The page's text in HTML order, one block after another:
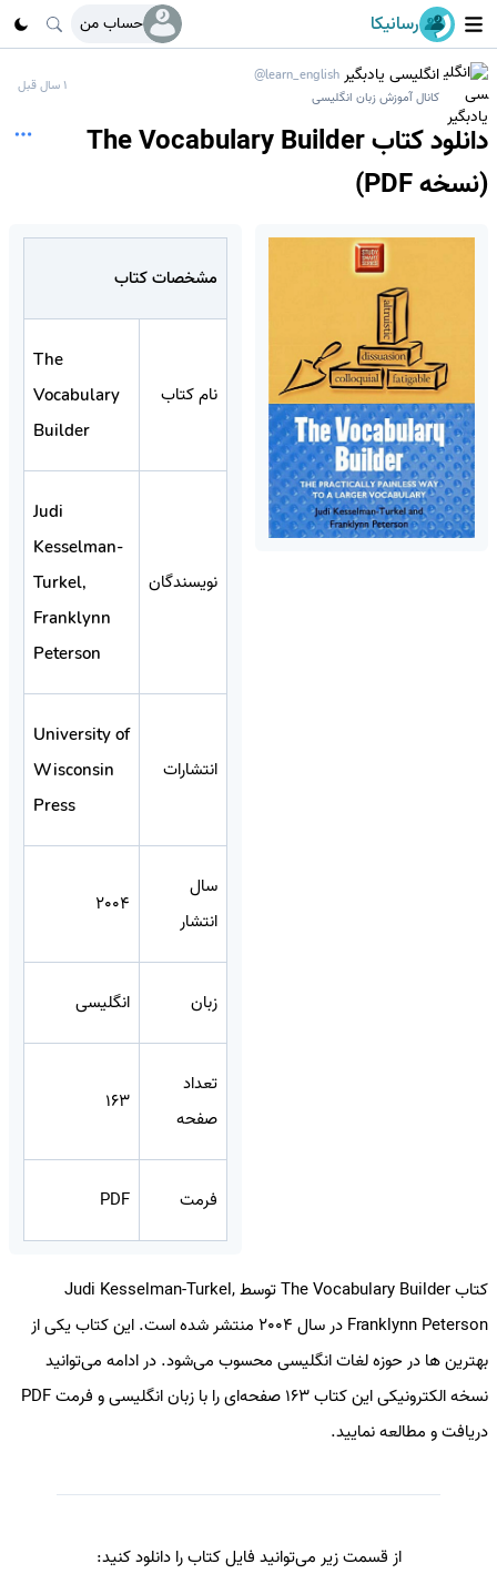
رسانیکا حساب من
انگلیسی یادبگیر @learn_english
کانال آموزش زبان انگلیسی
1 سال قبل
دانلود کتاب The Vocabulary Builder
(نسخه PDF)
مشخصات کتاب
نام کتاب
The
Vocabulary
Builder
نویسندگان
Judi
Kesselman-
Turkel,
Franklynn
Peterson
انتشارات
University of
Wisconsin
Press
سال
انتشار
2004
زبان انگلیسی
تعداد
صفحه
163
فرمت PDF
کتاب The Vocabulary Builder توسط Judi Kesselman-Turkel,
Franklynn Peterson در سال 2004 منتشر شده است. این کتاب یکی از
بهترین ها در حوزه لغات انگلیسی محسوب می‌شود. در ادامه می‌توانید
نسخه الکترونیکی این کتاب 163 صفحه‌ای را با زبان انگلیسی و فرمت PDF
دریافت و مطالعه نمایید.
از قسمت زیر می‌توانید فایل کتاب را دانلود کنید: